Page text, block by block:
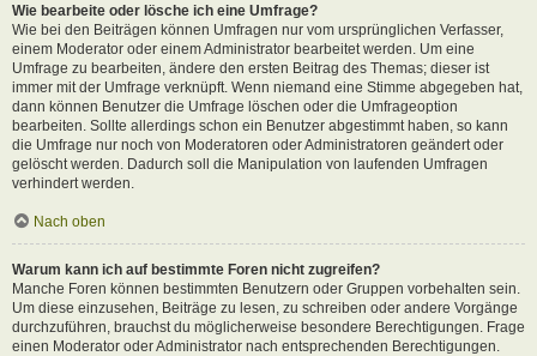
Wie bearbeite oder lösche ich eine Umfrage?
Wie bei den Beiträgen können Umfragen nur vom ursprünglichen Verfasser,
einem Moderator oder einem Administrator bearbeitet werden. Um eine
Umfrage zu bearbeiten, ändere den ersten Beitrag des Themas; dieser ist
immer mit der Umfrage verknüpft. Wenn niemand eine Stimme abgegeben hat,
dann können Benutzer die Umfrage löschen oder die Umfrageoption
bearbeiten. Sollte allerdings schon ein Benutzer abgestimmt haben, so kann
die Umfrage nur noch von Moderatoren oder Administratoren geändert oder
gelöscht werden. Dadurch soll die Manipulation von laufenden Umfragen
verhindert werden.
Nach oben
Warum kann ich auf bestimmte Foren nicht zugreifen?
Manche Foren können bestimmten Benutzern oder Gruppen vorbehalten sein.
Um diese einzusehen, Beiträge zu lesen, zu schreiben oder andere Vorgänge
durchzuführen, brauchst du möglicherweise besondere Berechtigungen. Frage
einen Moderator oder Administrator nach entsprechenden Berechtigungen.